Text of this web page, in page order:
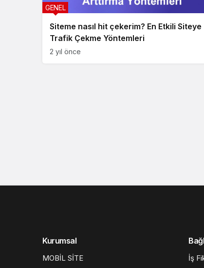
Siteme nasıl hit çekerim? En Etkili Siteye
Trafik Çekme Yöntemleri
GENEL
2 yıl önce
Kurumsal
MOBİL SİTE
İş